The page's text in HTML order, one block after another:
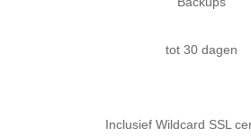
tot 30 dagen
Inclusief Wildcard SSL